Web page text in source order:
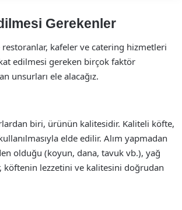
Gerekenler
kafeler ve catering hizmetleri
edilmesi gereken birçok faktör
unsurları ele alacağız.
biri, ürünün kalitesidir. Kaliteli köfte,
elde edilir. Alım yapmadan
olduğu (koyun, dana, tavuk vb.), yağ
köftenin lezzetini ve kalitesini doğrudan